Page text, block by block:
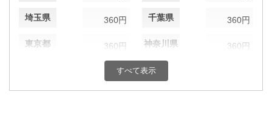
埼玉県 360円 千葉県 360円
東京都 360円 神奈川県 360円
360円 富山県
すべて表示